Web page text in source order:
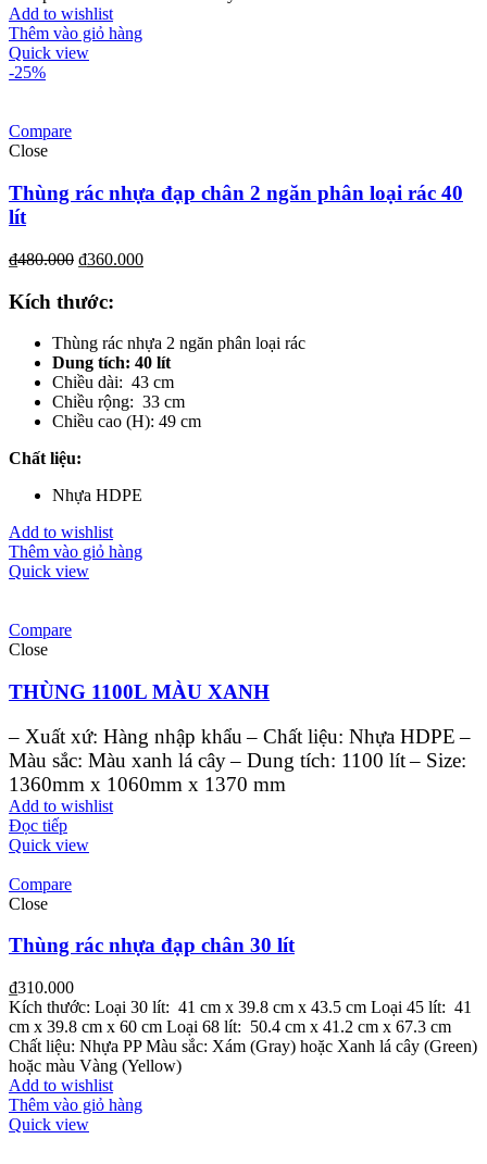
Add to wishlist
Thêm vào giỏ hàng
Quick view
-25%
Compare
Close
Thùng rác nhựa đạp chân 2 ngăn phân loại rác 40
lít
₫480.000 ₫360.000
Kích thước:
Thùng rác nhựa 2 ngăn phân loại rác
Dung tích: 40 lít
Chiều dài: 43 cm
Chiều rộng: 33 cm
Chiều cao (H): 49 cm
Chất liệu:
Nhựa HDPE
Add to wishlist
Thêm vào giỏ hàng
Quick view
Compare
Close
THÙNG 1100L MÀU XANH
– Xuất xứ: Hàng nhập khẩu – Chất liệu: Nhựa HDPE –
Màu sắc: Màu xanh lá cây– Dung tích: 1100 lít– Size:
1360mm x 1060mm x 1370 mm
Add to wishlist
Đọc tiếp
Quick view
Compare
Close
Thùng rác nhựa đạp chân 30 lít
₫310.000
Kích thước: Loại 30 lít: 41 cm x 39.8 cm x 43.5 cm Loại 45 lít: 41
cm x 39.8 cm x 60 cm Loại 68 lít: 50.4 cm x 41.2 cm x 67.3 cm
Chất liệu: Nhựa PP Màu sắc: Xám (Gray) hoặc Xanh lá cây (Green)
hoặc màu Vàng (Yellow)
Add to wishlist
Thêm vào giỏ hàng
Quick view